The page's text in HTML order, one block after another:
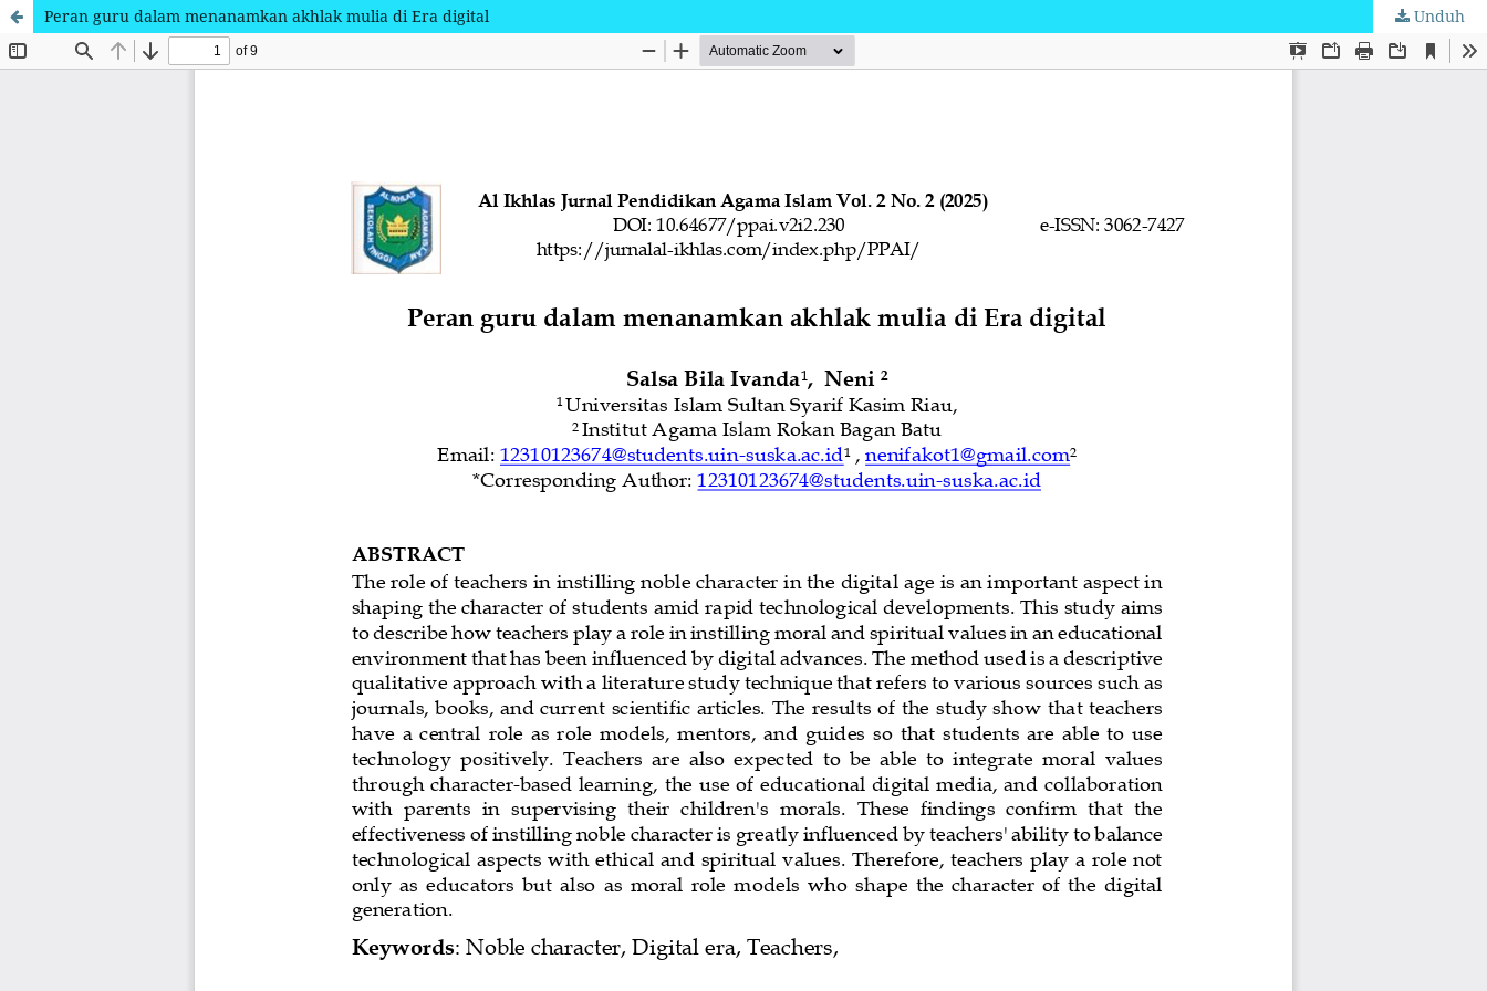
Peran guru dalam menanamkan akhlak mulia di Era digital Unduh